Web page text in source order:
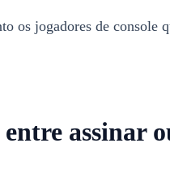
os jogadores de
assinar